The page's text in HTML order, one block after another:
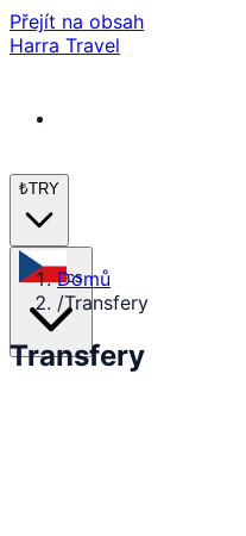
Přejít na obsah
Harra Travel
₺TRY
cs
Domů
/Transfery
Transfery